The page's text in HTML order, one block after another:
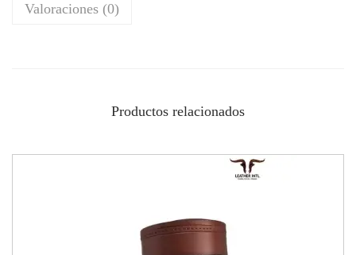
Valoraciones (0)
Productos relacionados